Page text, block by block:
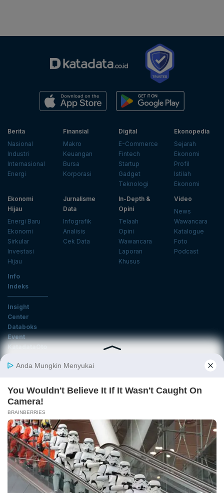
Berita
Nasional
Industri
Internasional
Energi
Finansial
Makro
Keuangan
Bursa
Korporasi
Digital
E-Commerce
Fintech
Startup
Gadget
Teknologi
Ekonopedia
Sejarah
Ekonomi
Profil
Istilah
Ekonomi
Ekonomi
Hijau
Energi Baru
Ekonomi
Sirkular
Investasi
Hijau
Jurnalisme
Data
Infografik
Analisis
Cek Data
In-Depth &
Opini
Telaah
Opini
Wawancara
Laporan
Khusus
Video
News
Wawancara
Katalogue
Foto
Podcast
Info
Indeks
Insight
Center
Databoks
Event
KatadataOto
Email
Daftar
Tentang Katadata Advertising Karier
Pedoman Media Siber
Kebijakan Privasi
Disclaimer
Hubungi Kami
©2026 Katadata. Hak cipta dilindungi Undang-undang.